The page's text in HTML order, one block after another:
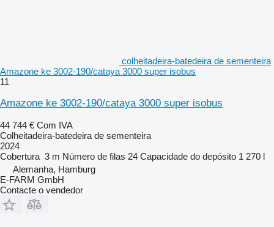
colheitadeira-batedeira de sementeira
Amazone ke 3002-190/cataya 3000 super isobus
11
Amazone ke 3002-190/cataya 3000 super isobus
44 744 € Com IVA
Colheitadeira-batedeira de sementeira
2024
Cobertura 3 m Número de filas 24 Capacidade do depósito 1 270 l
Alemanha, Hamburg
E-FARM GmbH
Contacte o vendedor